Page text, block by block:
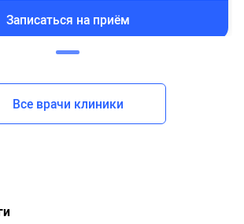
Записаться на приём
Все врачи клиники